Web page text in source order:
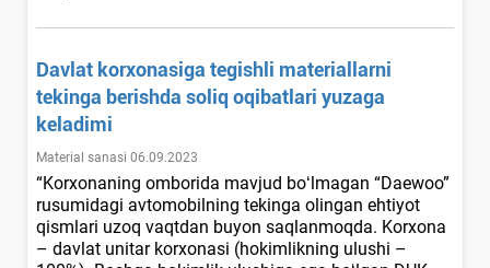
Davlat korхonasiga tegishli materiallarni
tekinga berishda soliq oqibatlari yuzaga
keladimi
Material sanasi 06.09.2023
“Korхonaning omborida mavjud boʻlmagan “Daewoo”
rusumidagi avtomobilning tekinga olingan ehtiyot
qismlari uzoq vaqtdan buyon saqlanmoqda. Korхona
– davlat unitar korхonasi (hokimlikning ulushi –